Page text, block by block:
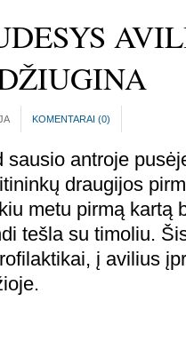
KOMENTARAI (0)
antroje
draugijos
metu pirmą kartą
tešla su timoliu.
į avilius